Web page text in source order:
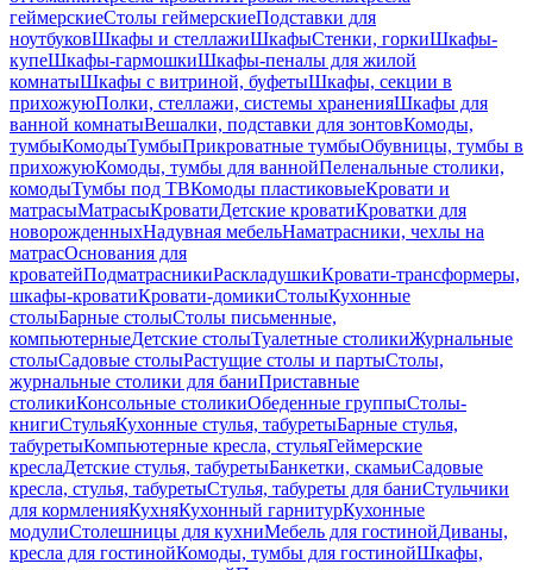
геймерскиеСтолы геймерскиеПодставки для
ноутбуковШкафы и стеллажиШкафыСтенки, горкиШкафы-
купеШкафы-гармошкиШкафы-пеналы для жилой
комнатыШкафы с витриной, буфетыШкафы, секции в
прихожуюПолки, стеллажи, системы храненияШкафы для
ванной комнатыВешалки, подставки для зонтовКомоды,
тумбыКомодыТумбыПрикроватные тумбыОбувницы, тумбы в
прихожуюКомоды, тумбы для ваннойПеленальные столики,
комодыТумбы под ТВКомоды пластиковыеКровати и
матрасыМатрасыКроватиДетские кроватиКроватки для
новорожденныхНадувная мебельНаматрасники, чехлы на
матрасОснования для
кроватейПодматрасникиРаскладушкиКровати-трансформеры,
шкафы-кроватиКровати-домикиСтолыКухонные
столыБарные столыСтолы письменные,
компьютерныеДетские столыТуалетные столикиЖурнальные
столыСадовые столыРастущие столы и партыСтолы,
журнальные столики для баниПриставные
столикиКонсольные столикиОбеденные группыСтолы-
книгиСтульяКухонные стулья, табуретыБарные стулья,
табуретыКомпьютерные кресла, стульяГеймерские
креслаДетские стулья, табуретыБанкетки, скамьиСадовые
кресла, стулья, табуретыСтулья, табуреты для баниСтульчики
для кормленияКухняКухонный гарнитурКухонные
модулиСтолешницы для кухниМебель для гостинойДиваны,
кресла для гостинойКомоды, тумбы для гостинойШкафы,